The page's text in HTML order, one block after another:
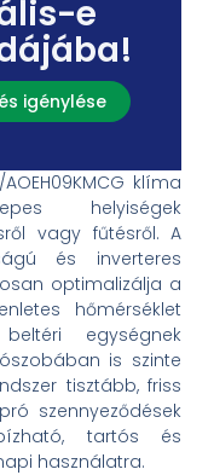
e
igénylése
klíma
helyiségek
vagy fűtésről. A
és inverteres
optimalizálja a
hőmérséklet
egységnek
is szinte
tisztább, friss
szennyeződések
tartós és
használatra.